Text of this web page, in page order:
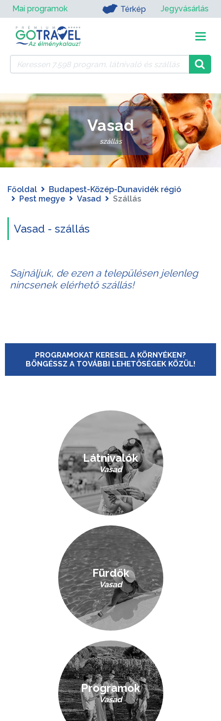
Mai programok Térkép Jegyvásárlás
Vasad
szállás
Főoldal
Budapest-Közép-Dunavidék régió
Pest megye
Vasad Szállás
Vasad - szállás
Sajnáljuk, de ezen a településen jelenleg
nincsenek elérhető szállás!
PROGRAMOKAT KERESEL A KÖRNYÉKEN?
BÖNGÉSSZ A TOVÁBBI LEHETŐSÉGEK KÖZÜL!
Látnivalók
Vasad
Fürdők
Vasad
Programok
Vasad